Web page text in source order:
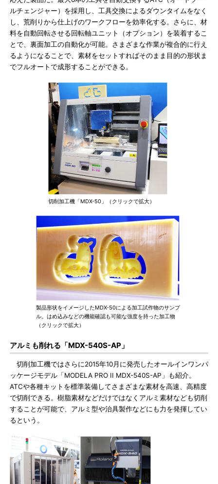
ルチェンジャー）を採用し、工具交換によるダウンタイムをなく
し、荒削りから仕上げのワークフローを効率化する。さらに、材
料を自動回転させる回転軸ユニット（オプション）を装着するこ
とで、裏面加工の自動化が可能。さまざまな作業が複合的に行え
るようになることで、素材をセットすればそのまま目的の形状ま
でフルオートで成形することができる。
切削加工機「MDX-50」（クリックで拡大）
製品形状をイメージしたMDX-50による加工試作物のサンプ
ル。はめ込みなどの機能確認も可能な強度を持った加工物
（クリックで拡大）
アルミも削れる「MDX-540S-AP」
切削加工機ではさらに2015年10月に発売したオールインワンパ
ッケージモデル「MODELA PRO II MDX-540S-AP」も紹介。
ATCや各種キットを標準装備してさまざまな素材を高速、高精度
で切削できる。樹脂素材などだけではなくアルミ素材なども切削
することが可能で、アルミ型や治具製作などにも力を発揮してい
るという。